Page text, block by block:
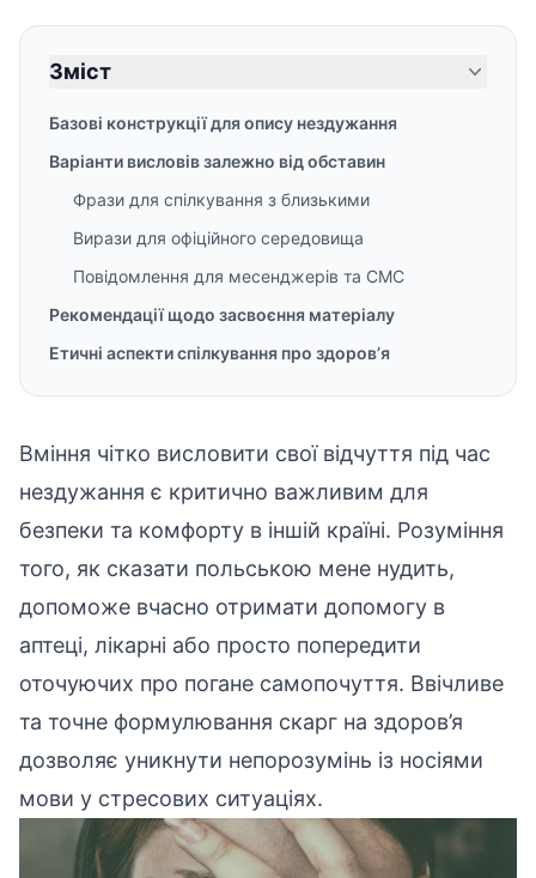
Зміст
Базові конструкції для опису нездужання
Варіанти висловів залежно від обставин
Фрази для спілкування з близькими
Вирази для офіційного середовища
Повідомлення для месенджерів та СМС
Рекомендації щодо засвоєння матеріалу
Етичні аспекти спілкування про здоров’я
Вміння чітко висловити свої відчуття під час
нездужання є критично важливим для
безпеки та комфорту в іншій країні. Розуміння
того, як сказати польською мене нудить,
допоможе вчасно отримати допомогу в
аптеці, лікарні або просто попередити
оточуючих про погане самопочуття. Ввічливе
та точне формулювання скарг на здоров’я
дозволяє уникнути непорозумінь із носіями
мови у стресових ситуаціях.